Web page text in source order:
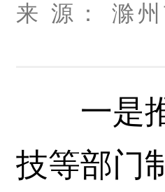
来 源： 滁
一是推
技等部门